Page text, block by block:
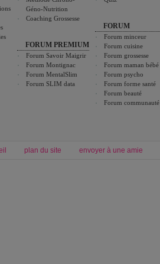
Géno-Nutrition
Coaching Grossesse
FORUM PREMIUM
Forum Savoir Maigrir
Forum Montignac
Forum MentalSlim
Forum SLIM data
FORUM
Forum minceur
Forum cuisine
Forum grossesse
Forum maman bébé
Forum psycho
Forum forme santé
Forum beauté
Forum communauté
plan du site envoyer à une amie